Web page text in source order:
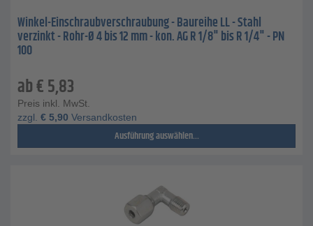
Winkel-Einschraubverschraubung - Baureihe LL - Stahl
verzinkt - Rohr-Ø 4 bis 12 mm - kon. AG R 1/8" bis R 1/4" - PN
100
ab€5,83
Preis inkl. MwSt.
zzgl. € 5,90 Versandkosten
Ausführung auswählen...